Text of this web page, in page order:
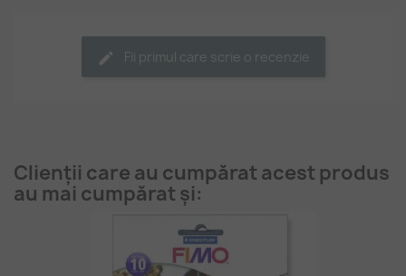
Fii primul care scrie o recenzie
Clienții care au cumpărat acest produs
au mai cumpărat și: